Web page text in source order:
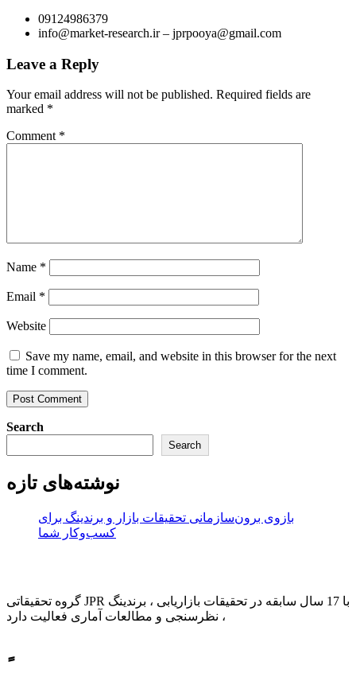
09124986379
info@market-research.ir – jprpooya@gmail.com
Leave a Reply
Your email address will not be published. Required fields are
marked *
Comment *
Name *
Email *
Website
Save my name, email, and website in this browser for the next
time I comment.
Search
Search
نوشته‌های تازه
بازوی برون‌سازمانی تحقیقات بازار و برندینگ برای
کسب‌وکار شما
گروه تحقیقاتی JPR با 17 سال سابقه در تحقیقات بازاریابی ، برندینگ
، نظرسنجی و مطالعات آماری فعالیت دارد